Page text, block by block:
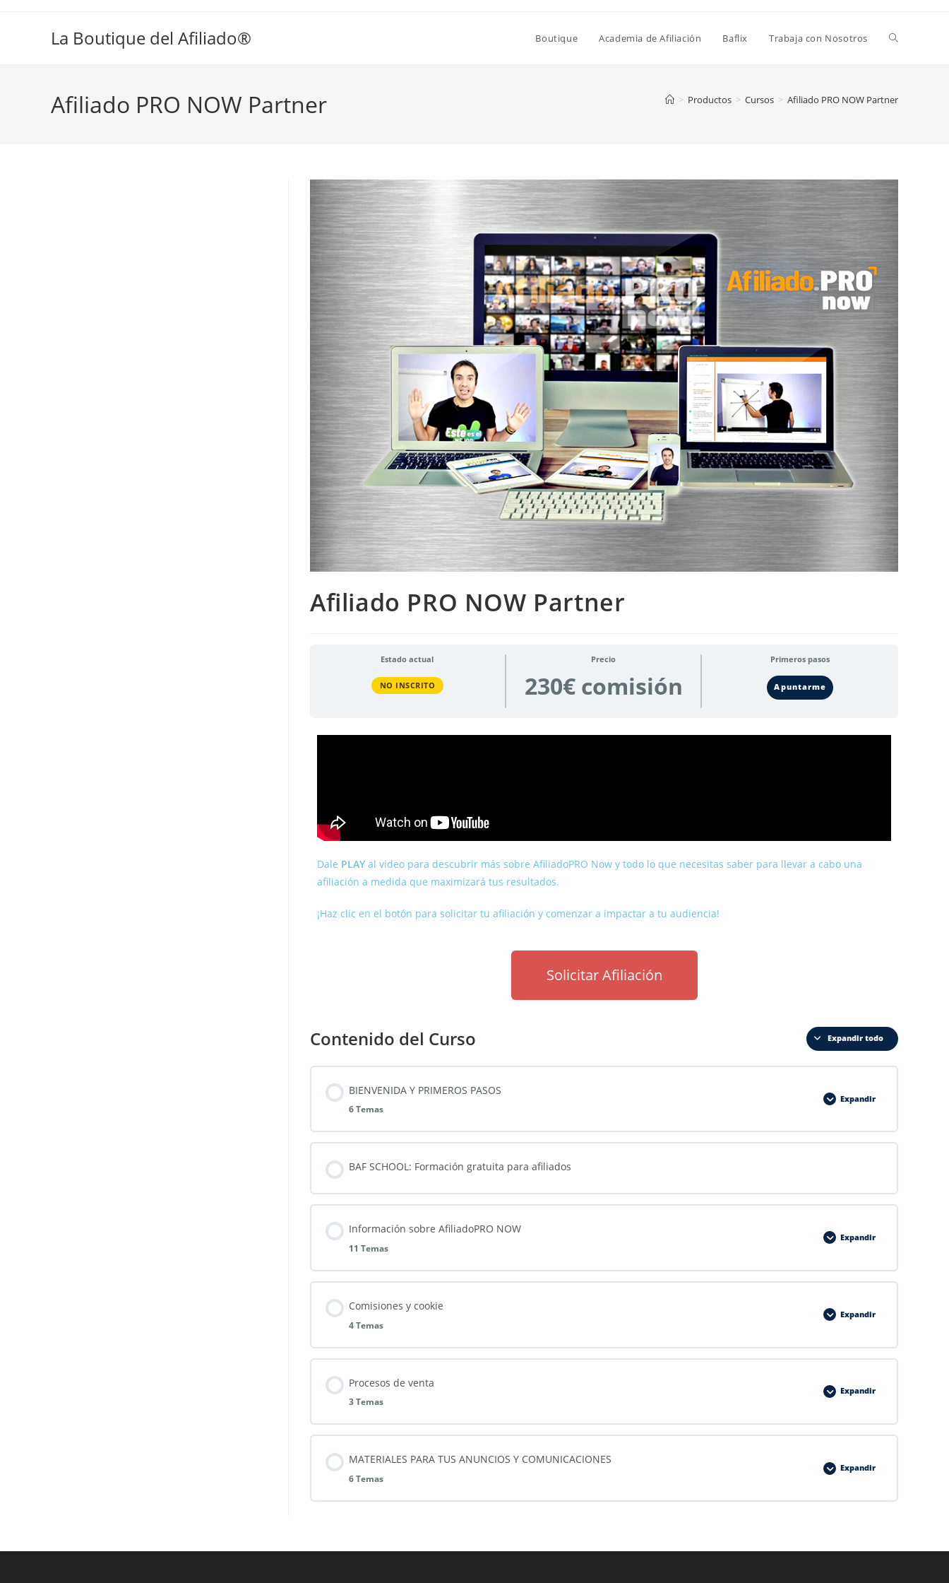
La Boutique del Afiliado® Boutique Academia de Afiliación Baflix Trabaja con Nosotros
Afiliado PRO NOW Partner > Productos > Cursos > Afiliado PRO NOW Partner
Afiliado PRO NOW Partner
Estado actual
NO INSCRITO
Precio
230€ comisión
Primeros pasos
Apuntarme
Dale PLAY al video para descubrir más sobre AfiliadoPRO Now y todo lo que necesitas saber para llevar a cabo una
afiliación a medida que maximizará tus resultados.
¡Haz clic en el botón para solicitar tu afiliación y comenzar a impactar a tu audiencia!
Solicitar Afiliación
Contenido del Curso Expandir todo
BIENVENIDA Y PRIMEROS PASOS
6 Temas
Expandir
BAF SCHOOL: Formación gratuita para afiliados
Información sobre AfiliadoPRO NOW
11 Temas
Expandir
Comisiones y cookie
4 Temas
Expandir
Procesos de venta
3 Temas
Expandir
MATERIALES PARA TUS ANUNCIOS Y COMUNICACIONES
6 Temas
Expandir